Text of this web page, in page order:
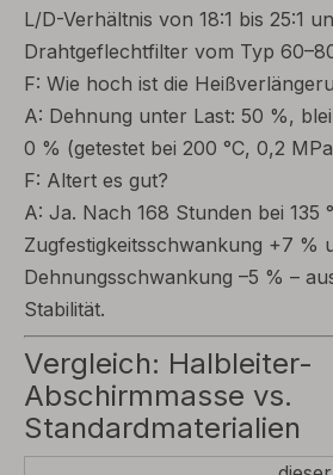
L/D-Verhältnis von 18:1 bis 25:1
Drahtgeflechtfilter vom Typ
F: Wie hoch ist die
A: Dehnung unter Last: 50 %,
0 % (getestet bei 200 °C, 0,2
F: Altert es gut?
A: Ja. Nach 168 Stunden bei 135
Zugfestigkeitsschwankung +7 %
Dehnungsschwankung –5 % –
Stabilität.
Vergleich: Halbleiter-
Abschirmmasse vs.
Standardmaterialien